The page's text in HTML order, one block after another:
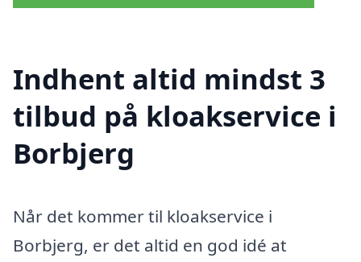
Indhent altid mindst 3
tilbud på kloakservice i
Borbjerg
Når det kommer til kloakservice i
Borbjerg, er det altid en god idé at